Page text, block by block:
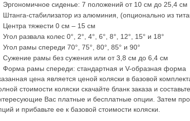
Эргономичное сиденье: 7 положений от 10 см до 25,4 см
Штанга-стабилизатор из алюминия, (опционально из
Центра тяжести 0 cм – 15 см
Угол развала колес 0°, 2°, 4°, 6°, 8°, 12°, 15° и 18°
Угол рамы спереди 70°, 75°, 80°, 85° и 90°
Сужение рамы без сужения или от 3,8 cм до 6,4 cм
Форма рамы спереди: стандартная и V-образная форма
цена является ценой коляски в базовой
стоимости коляски скачайте бланк заказа и
Вас платные и бесплатные опции. Затем
и прибавьте ее к базовой стоимости коляски.